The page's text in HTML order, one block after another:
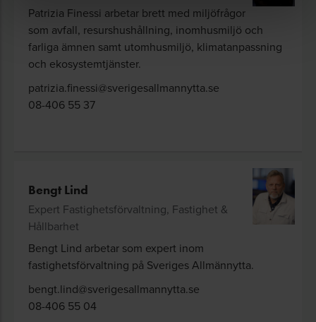
Patrizia Finessi arbetar brett med miljöfrågor
som avfall, resurshushållning, inomhusmiljö och
farliga ämnen samt utomhusmiljö, klimatanpassning
och ekosystemtjänster.
patrizia.finessi@sverigesallmannytta.se
08-406 55 37
Bengt Lind
Expert Fastighetsförvaltning, Fastighet &
Hållbarhet
Bengt Lind arbetar som expert inom
fastighetsförvaltning på Sveriges Allmännytta.
bengt.lind@sverigesallmannytta.se
08-406 55 04